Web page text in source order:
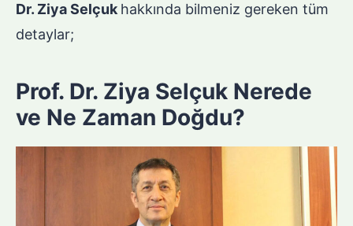
Dr. Ziya Selçuk hakkında bilmeniz gereken tüm
detaylar;
Prof. Dr. Ziya Selçuk Nerede
ve Ne Zaman Doğdu?